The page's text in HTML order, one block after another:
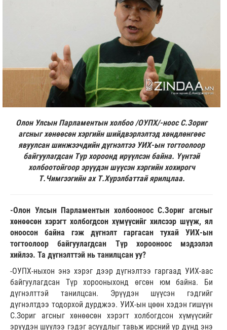
Олон Улсын Парламентын холбоо /ОУПХ/-ноос С.Зориг
агсныг хөнөөсөн хэргийн шийдвэрлэлтэд хөндлөнгөөс
явуулсан шинжээчдийн дүгнэлтээ УИХ-ын тогтоолоор
байгуулагдсан Түр хороонд ирүүлсэн байна. Үүнтэй
холбоотойгоор эрүүдэн шүүсэн хэргийн хохирогч
Т.Чимгээгийн ах Т.Хүрэлбаттай ярилцлаа.
-Олон Улсын Парламентын холбооноос С.Зориг агсныг
хөнөөсөн хэрэгт холбогдсон хүмүүсийг хилсээр шүүж, ял
оноосон байна гэж дүгнэлт гаргасан тухай УИХ-ын
тогтоолоор байгуулагдсан Түр хорооноос мэдээлэл
хийлээ. Та дүгнэлттэй нь танилцсан уу?
-ОУПХ-ныхон энэ хэрэг дээр дүгнэлтээ гаргаад УИХ-аас
байгуулагдсан Түр хорооныхонд өгсөн юм байна. Би
дүгнэлттэй танилцсан. Эрүүдэн шүүсэн гэдгийг
дүгнэлтдээ тодорхой дурджээ. УИХ-ын цөөн хэдэн гишүүн
С.Зориг агсныг хөнөөсөн хэрэгт холбогдсон хүмүүсийг
эрүүдэн шүүлээ гэдэг асуудлыг тавьж ирсний үр дүнд энэ